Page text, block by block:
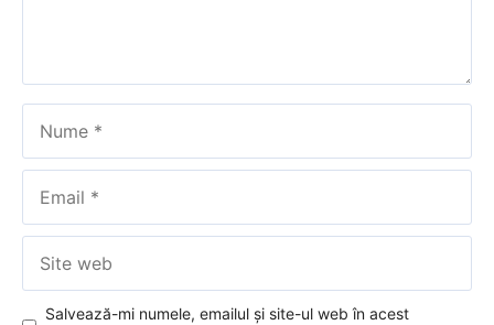
web
Salvează-mi numele, emailul și site-ul web în acest